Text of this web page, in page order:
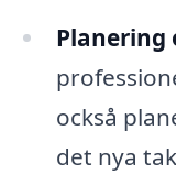
Planering
också
det nya